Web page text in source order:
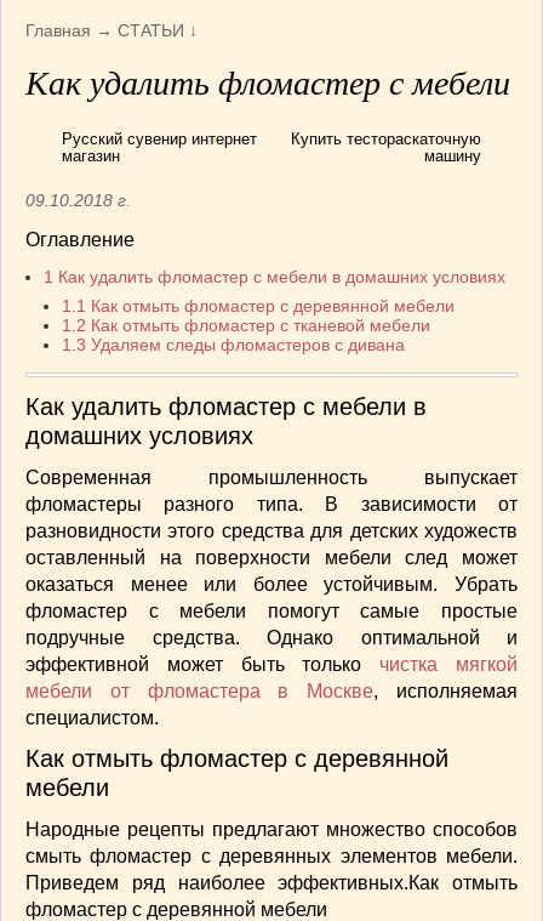
Армянская (4)
Грузинская(10)
Ирландские блюда(6)
Корейская
Марокканская
Румынская кухня(5)
Узбекская(14)
Швейцарская(6)
ПОСТНЫЕ БЛЮДА(52)
САЛАТИКИ(132)
Рыбные(18)
СОУСЫ(6)
ПЕЧЕМ ВМЕСТЕ(257)
Блинчики
(13)
Печенье
(22)
Пироги(139)
Пирожные(13)
Торты без выпечки
КРАСОТА И ЗДОРОВЬЕ(185)
САМОРАЗВИТИЕ
(12)
ИНТЕРЕСНЫЕ НОВОСТИ(38)
Главная → СТАТЬИ ↓
Как удалить фломастер с мебели
Русский сувенир интернет
магазин
Купить тестораскаточную
машину
09.10.2018 г.
Оглавление
1 Как удалить фломастер с мебели в домашних условиях
1.1 Как отмыть фломастер с деревянной мебели
1.2 Как отмыть фломастер с тканевой мебели
1.3 Удаляем следы фломастеров с дивана
Как удалить фломастер с мебели в
домашних условиях
Современная промышленность выпускает
фломастеры разного типа. В зависимости от
разновидности этого средства для детских художеств
оставленный на поверхности мебели след может
оказаться менее или более устойчивым. Убрать
фломастер с мебели помогут самые простые
подручные средства. Однако оптимальной и
эффективной может быть только чистка мягкой
мебели от фломастера в Москве, исполняемая
специалистом.
Как отмыть фломастер с деревянной
мебели
Народные рецепты предлагают множество способов
смыть фломастер с деревянных элементов мебели.
Приведем ряд наиболее эффективных.Как отмыть
фломастер с деревянной мебели